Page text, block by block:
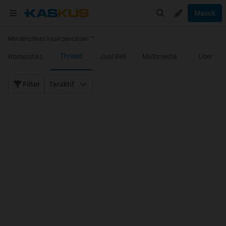
Masuk
Menampilkan hasil pencarian "
Komunitas Thread Jual Beli Multimedia User
Filter Teraktif